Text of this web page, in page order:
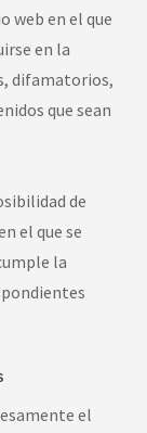
web en el que
en la
difamatorios,
que sean
de
el que se
la
el